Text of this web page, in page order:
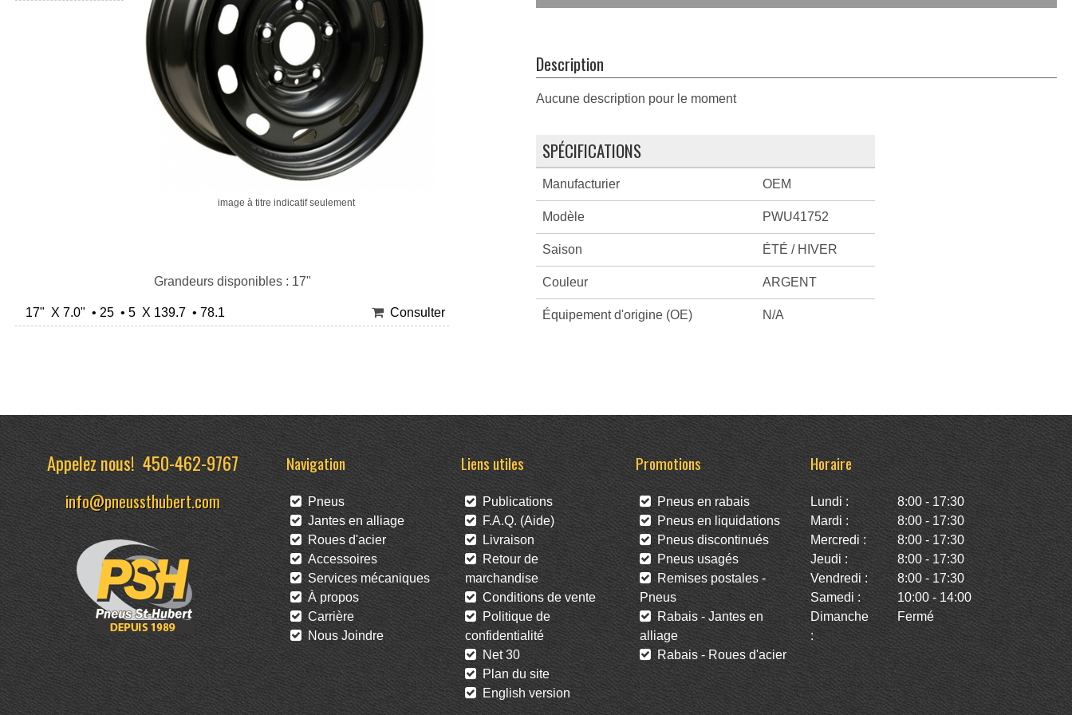
image à titre indicatif seulement
Grandeurs disponibles : 17"
17" X 7.0" • 25 • 5 X 139.7 • 78.1 Consulter
Description
Aucune description pour le moment
SPÉCIFICATIONS
Manufacturier OEM
Modèle PWU41752
Saison ÉTÉ / HIVER
Couleur ARGENT
Équipement d'origine (OE) N/A
Appelez nous!450-462-9767
info@pneussthubert.com
Navigation
Pneus
Jantes en alliage
Roues d'acier
Accessoires
Services mécaniques
À propos
Carrière
Nous Joindre
Liens utiles
Publications
F.A.Q. (Aide)
Livraison
Retour de
marchandise
Conditions de vente
Politique de
confidentialité
Net 30
Plan du site
English version
Promotions
Pneus en rabais
Pneus en liquidations
Pneus discontinués
Pneus usagés
Remises postales -
Pneus
Rabais - Jantes en
alliage
Rabais - Roues d'acier
Horaire
Lundi :
8:00 - 17:30
Mardi :
8:00 - 17:30
Mercredi :
8:00 - 17:30
Jeudi :
8:00 - 17:30
Vendredi :
8:00 - 17:30
Samedi :
10:00 - 14:00
Dimanche
:
Fermé